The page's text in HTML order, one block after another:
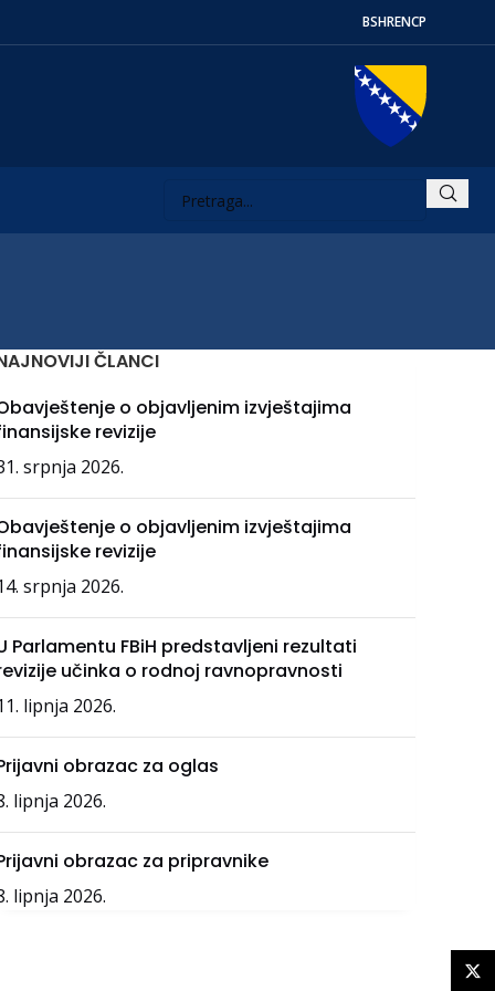
BSHRENСР
ČLANCI
o objavljenim izvještajima
revizije
srpnja 2026.
o objavljenim izvještajima
revizije
srpnja 2026.
Parlamentu FBiH predstavljeni rezultati
učinka o rodnoj ravnopravnosti
lipnja 2026.
obrazac za oglas
lipnja 2026.
obrazac za pripravnike
lipnja 2026.